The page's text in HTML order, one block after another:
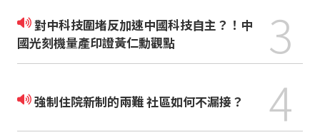
對中科技圍堵反加速中國科技自主？！中
國光刻機量產印證黃仁勳觀點
3
強制住院新制的兩難 社區如何不漏接？ 4